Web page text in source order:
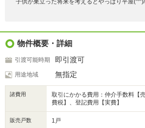
子供が巣立った将来を考えるとやっぱり平屋(^^)/
■地盤保障20年、建物保証最長35年の保証、安心
■広々と十分な広さの15.75帖のLDK、広々とした
供部屋に最適な洋室6帖と6.5帖の2部屋、ゲストル
人家族にピッタリな間取り♪
■並列で駐車場3台分、1戸建て購入のだいご味管理
き♪
物件概要・詳細
引渡可能時期 即引渡可
用途地域 無指定
諸費用
取引にかかる費用：仲介手数料【
費税】、登記費用【実費】
販売戸数 1戸